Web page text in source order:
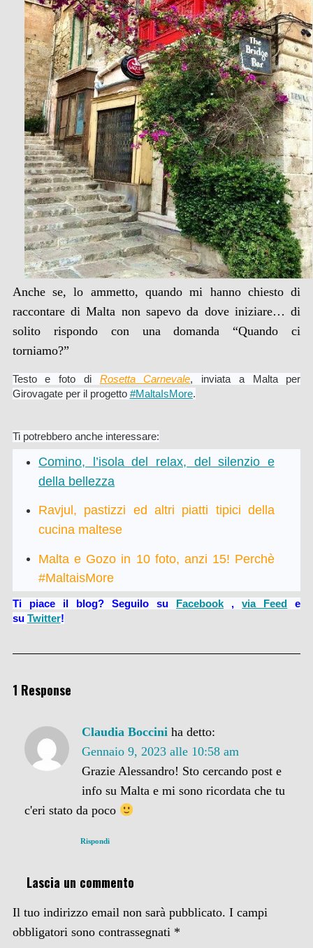
Anche se, lo ammetto, quando mi hanno chiesto di
raccontare di Malta non sapevo da dove iniziare… di
solito rispondo con una domanda “Quando ci
torniamo?”
Testo e foto di Rosetta Carnevale, inviata a Malta per
Girovagate per il progetto #MaltaIsMore.
Ti potrebbero anche interessare:
Comino, l’isola del relax, del silenzio e
della bellezza
Ravjul, pastizzi ed altri piatti tipici della
cucina maltese
Malta e Gozo in 10 foto, anzi 15! Perchè
#MaltaisMore
Ti piace il blog? Seguilo su Facebook ,via Feed e
su Twitter!
1 Response
Claudia Boccini ha detto:
Gennaio 9, 2023 alle 10:58 am
Grazie Alessandro! Sto cercando post e
info su Malta e mi sono ricordata che tu
c'eri stato da poco
Rispondi
Lascia un commento
Il tuo indirizzo email non sarà pubblicato. I campi
obbligatori sono contrassegnati *